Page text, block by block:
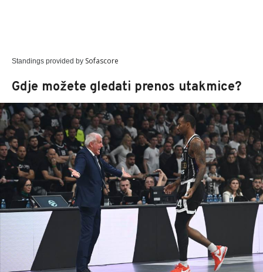
Standings provided by Sofascore
Gdje možete gledati prenos utakmice?